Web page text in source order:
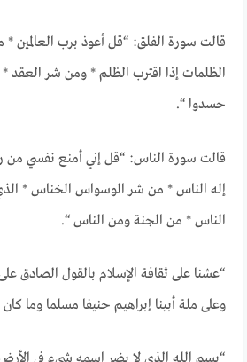
قالت سورة الفلق: “قل أعوذ برب
الظلمات إذا اقترب الظلم * ومن شر
حسدوا “.
قالت سورة الناس: “قل إني أمنع نفسي
إله الناس * من شر الوسواس الخناس *
الناس * من الجنة ومن الناس “.
“عشنا على ثقافة الإسلام بالقول الصادق
وعلى ملة أبينا إبراهيم حنيفا مسلما وما
“بسم الله الذي لا يضر اسمه شيء في